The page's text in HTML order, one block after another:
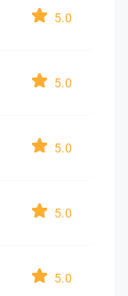
5.0
5.0
5.0
5.0
5.0